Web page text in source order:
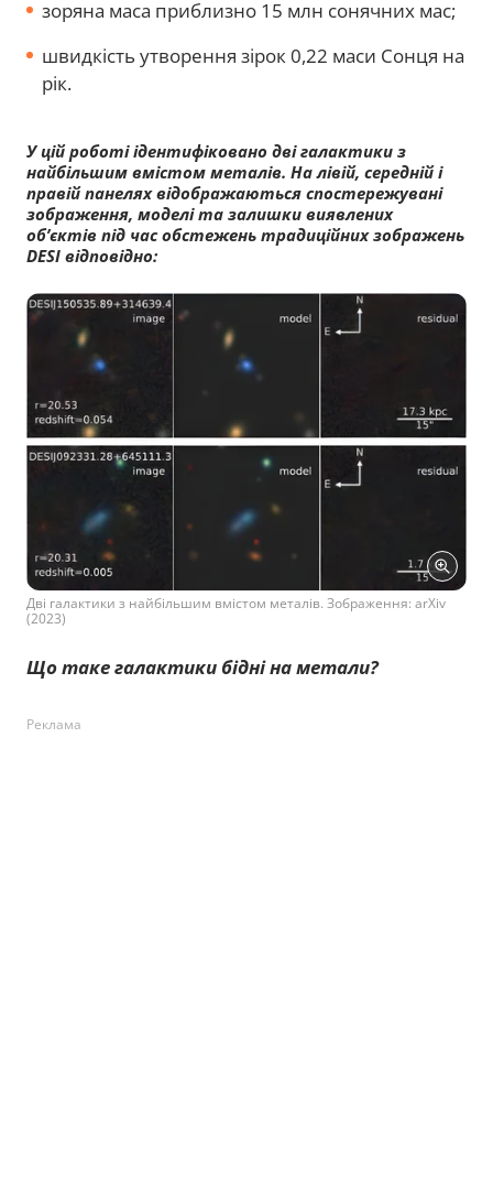
зоряна маса приблизно 15 млн сонячних мас;
швидкість утворення зірок 0,22 маси Сонця на
рік.
У цій роботі ідентифіковано дві галактики з
найбільшим вмістом металів. На лівій, середній і
правій панелях відображаються спостережувані
зображення, моделі та залишки виявлених
об’єктів під час обстежень традиційних зображень
DESI відповідно:
Дві галактики з найбільшим вмістом металів. Зображення: arXiv
(2023)
Що таке галактики бідні на метали?
Реклама